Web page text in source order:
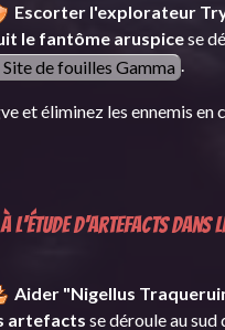
Escorter l'explorateur
le fantôme aruspicese
Site de fouilles Gamma .
et éliminez les ennemis en
l'étude d'artefacts dans
Aider "Nigellus
artefacts se déroule au sud